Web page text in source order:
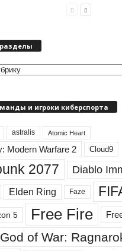
и игроки киберспорта
astralis Atomic Heart
Modern Warfare 2 Cloud9
2077 Diablo
Elden Ring Faze
5 Free Fire
God of War: